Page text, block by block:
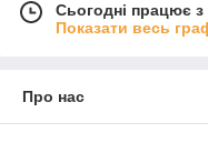
Сьогодні працює
Показати весь
Про нас